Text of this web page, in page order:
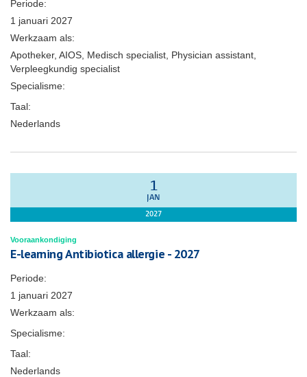
Periode:
1 januari 2027
Werkzaam als:
Apotheker, AIOS, Medisch specialist, Physician assistant,
Verpleegkundig specialist
Specialisme:
Taal:
Nederlands
1
JAN
2027
Vooraankondiging
E-learning Antibiotica allergie - 2027
Periode:
1 januari 2027
Werkzaam als:
Specialisme:
Taal:
Nederlands